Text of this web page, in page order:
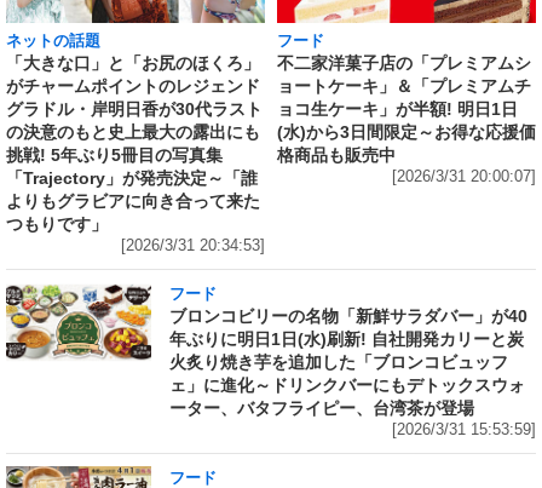
ネットの話題
「大きな口」と「お尻のほくろ」
がチャームポイントのレジェンド
グラドル・岸明日香が30代ラスト
の決意のもと史上最大の露出にも
挑戦! 5年ぶり5冊目の写真集
「Trajectory」が発売決定～「誰
よりもグラビアに向き合って来た
つもりです」
[2026/3/31 20:34:53]
フード
不二家洋菓子店の「プレミアムシ
ョートケーキ」＆「プレミアムチ
ョコ生ケーキ」が半額! 明日1日
(水)から3日間限定～お得な応援価
格商品も販売中
[2026/3/31 20:00:07]
フード
ブロンコビリーの名物「新鮮サラダバー」が40
年ぶりに明日1日(水)刷新! 自社開発カリーと炭
火炙り焼き芋を追加した「ブロンコビュッフ
ェ」に進化～ドリンクバーにもデトックスウォ
ーター、バタフライピー、台湾茶が登場
[2026/3/31 15:53:59]
フード